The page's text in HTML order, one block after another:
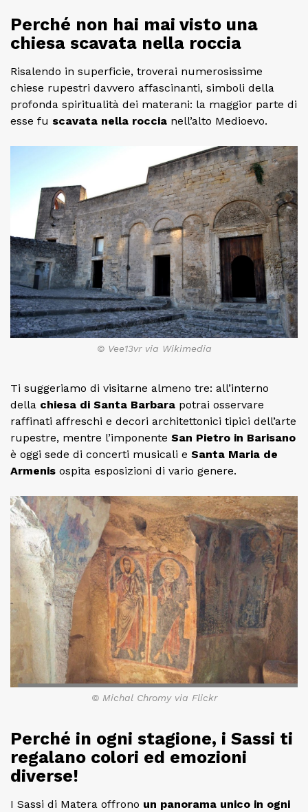
Perché non hai mai visto una
chiesa scavata nella roccia
Risalendo in superficie, troverai numerosissime
chiese rupestri davvero affascinanti, simboli della
profonda spiritualità dei materani: la maggior parte di
esse fu scavata nella roccia nell’alto Medioevo.
© Vee13vr via Wikimedia
Ti suggeriamo di visitarne almeno tre: all’interno
della chiesa di Santa Barbara potrai osservare
raffinati affreschi e decori architettonici tipici dell’arte
rupestre, mentre l’imponente San Pietro in Barisano
è oggi sede di concerti musicali e Santa Maria de
Armenis ospita esposizioni di vario genere.
© Michal Chromy via Flickr
Perché in ogni stagione, i Sassi ti
regalano colori ed emozioni
diverse!
I Sassi di Matera offrono un panorama unico in ogni